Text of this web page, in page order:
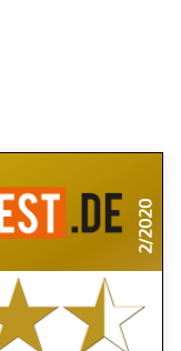
2/2020